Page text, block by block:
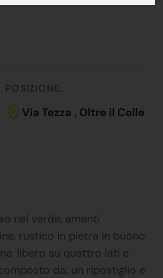
POSIZIONE:
Via Tezza , Oltre il Colle
nel verde, amanti
rustico in pietra in buono
libero su quattro lati e
da: un ripostiglio e